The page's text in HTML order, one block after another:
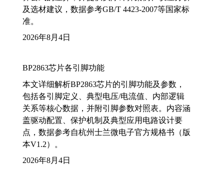
及选材建议，数据参考GB/T 4423-2007等国家标
准。
2026年8月4日
BP2863芯片各引脚功能
本文详细解析BP2863芯片的引脚功能及参数，
包括各引脚定义、典型电压/电流值、内部逻辑
关系等核心数据，并附引脚参数对照表。内容涵
盖驱动配置、保护机制及典型应用电路设计要
点，数据参考自杭州士兰微电子官方规格书（版
本V1.2）。
2026年8月4日